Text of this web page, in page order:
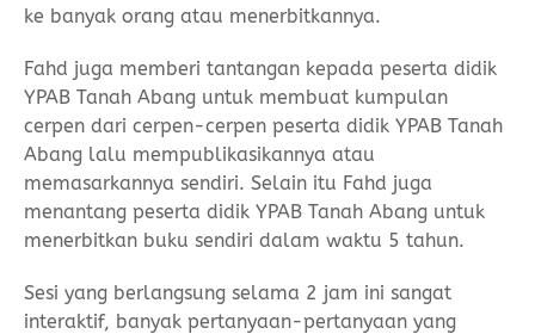
ke banyak orang atau menerbitkannya.
Fahd juga memberi tantangan kepada peserta didik
YPAB Tanah Abang untuk membuat kumpulan
cerpen dari cerpen-cerpen peserta didik YPAB Tanah
Abang lalu mempublikasikannya atau
memasarkannya sendiri. Selain itu Fahd juga
menantang peserta didik YPAB Tanah Abang untuk
menerbitkan buku sendiri dalam waktu 5 tahun.
Sesi yang berlangsung selama 2 jam ini sangat
interaktif, banyak pertanyaan-pertanyaan yang